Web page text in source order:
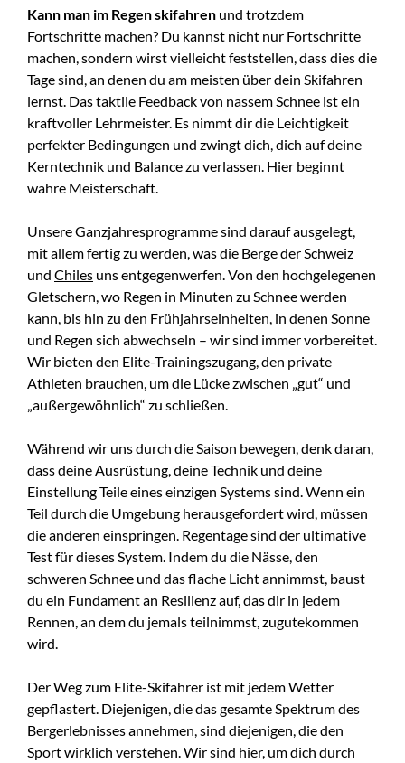
Kann man im Regen skifahren und trotzdem
Fortschritte machen? Du kannst nicht nur Fortschritte
machen, sondern wirst vielleicht feststellen, dass dies die
Tage sind, an denen du am meisten über dein Skifahren
lernst. Das taktile Feedback von nassem Schnee ist ein
kraftvoller Lehrmeister. Es nimmt dir die Leichtigkeit
perfekter Bedingungen und zwingt dich, dich auf deine
Kerntechnik und Balance zu verlassen. Hier beginnt
wahre Meisterschaft.
Unsere Ganzjahresprogramme sind darauf ausgelegt,
mit allem fertig zu werden, was die Berge der Schweiz
und Chiles uns entgegenwerfen. Von den hochgelegenen
Gletschern, wo Regen in Minuten zu Schnee werden
kann, bis hin zu den Frühjahrseinheiten, in denen Sonne
und Regen sich abwechseln – wir sind immer vorbereitet.
Wir bieten den Elite-Trainingszugang, den private
Athleten brauchen, um die Lücke zwischen „gut“ und
„außergewöhnlich“ zu schließen.
Während wir uns durch die Saison bewegen, denk daran,
dass deine Ausrüstung, deine Technik und deine
Einstellung Teile eines einzigen Systems sind. Wenn ein
Teil durch die Umgebung herausgefordert wird, müssen
die anderen einspringen. Regentage sind der ultimative
Test für dieses System. Indem du die Nässe, den
schweren Schnee und das flache Licht annimmst, baust
du ein Fundament an Resilienz auf, das dir in jedem
Rennen, an dem du jemals teilnimmst, zugutekommen
wird.
Der Weg zum Elite-Skifahrer ist mit jedem Wetter
gepflastert. Diejenigen, die das gesamte Spektrum des
Bergerlebnisses annehmen, sind diejenigen, die den
Sport wirklich verstehen. Wir sind hier, um dich durch